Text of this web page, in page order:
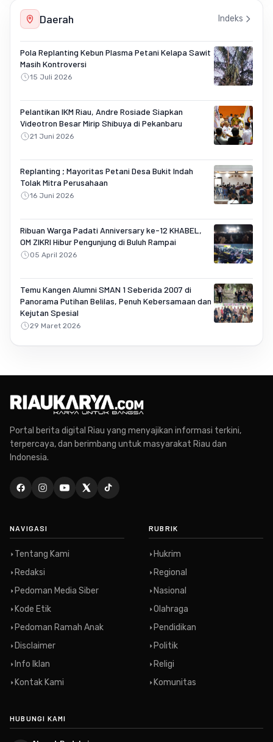
Daerah Indeks
Pola Replanting Kebun Plasma Petani Kelapa Sawit
Masih Kontroversi
15 Juli 2026
Pelantikan IKM Riau, Andre Rosiade Siapkan
Videotron Besar Mirip Shibuya di Pekanbaru
21 Juni 2026
Replanting ; Mayoritas Petani Desa Bukit Indah
Tolak Mitra Perusahaan
16 Juni 2026
Ribuan Warga Padati Anniversary ke-12 KHABEL,
OM ZIKRI Hibur Pengunjung di Buluh Rampai
05 April 2026
Temu Kangen Alumni SMAN 1 Seberida 2007 di
Panorama Putihan Belilas, Penuh Kebersamaan dan
Kejutan Spesial
29 Maret 2026
Portal berita digital Riau yang menyajikan informasi terkini,
terpercaya, dan berimbang untuk masyarakat Riau dan
Indonesia.
NAVIGASI
Tentang Kami
Redaksi
Pedoman Media Siber
Kode Etik
Pedoman Ramah Anak
Disclaimer
Info Iklan
Kontak Kami
RUBRIK
Hukrim
Regional
Nasional
Olahraga
Pendidikan
Politik
Religi
Komunitas
HUBUNGI KAMI